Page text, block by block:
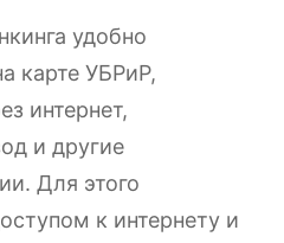
удобно
карте УБРиР,
интернет,
и другие
Для этого
к интернету и